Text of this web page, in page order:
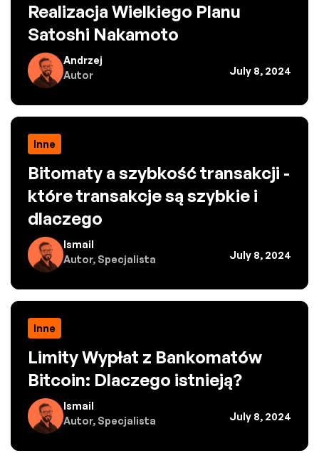
Realizacja Wielkiego Planu
Satoshi Nakamoto
Andrzej
Autor
July 8, 2024
Inne
Bitomaty a szybkość transakcji -
które transakcje są szybkie i
dlaczego
Ismail
Autor, Specjalista
July 8, 2024
Inne
Limity Wypłat z Bankomatów
Bitcoin: Dlaczego istnieją?
Ismail
Autor, Specjalista
July 8, 2024